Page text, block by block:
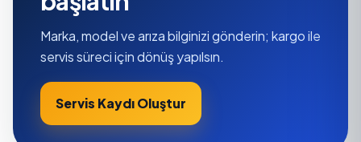
Marka, model ve arıza bilginizi gönderin; kargo ile
servis süreci için dönüş yapılsın.
Servis Kaydı Oluştur